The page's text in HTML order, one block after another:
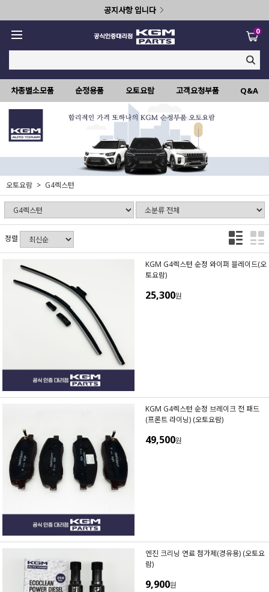
공지사항 입니다
0
차종별소모품 순정용품 오토요람 고객요청부품 Q&A
오토요람 G4렉스턴
정렬
KGM G4렉스턴 순정 와이퍼 블레이드(오
토요람)
25,300원
KGM G4렉스턴 순정 브레이크 전 패드
(프론트 라이닝) (오토요람)
49,500원
엔진 크리닝 연료 첨가제(경유용) (오토요
람)
9,900원